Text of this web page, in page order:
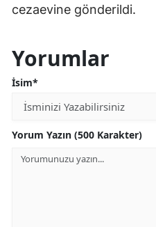
cezaevine gönderildi.
Yorumlar
İsim*
Yorum Yazın (500 Karakter)